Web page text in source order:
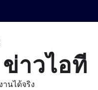
าวไอที
นได้จริง